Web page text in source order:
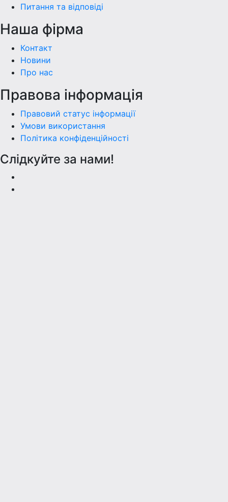
Питання та відповіді
Наша фiрма
Контакт
Новини
Про нас
Правова інформація
Правовий статус інформації
Умови використання
Політика конфіденційності
Слідкуйте за нами!